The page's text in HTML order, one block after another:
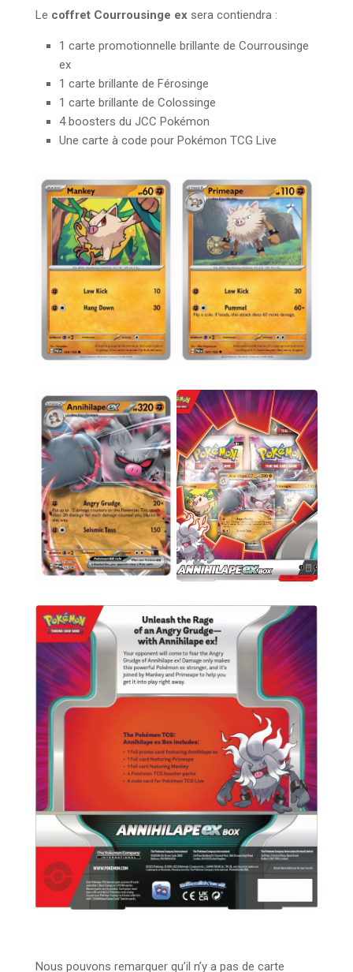
Le coffret Courrousinge ex sera contiendra :
1 carte promotionnelle brillante de Courrousinge
ex
1 carte brillante de Férosinge
1 carte brillante de Colossinge
4 boosters du JCC Pokémon
Une carte à code pour Pokémon TCG Live
Nous pouvons remarquer qu’il n’y a pas de carte